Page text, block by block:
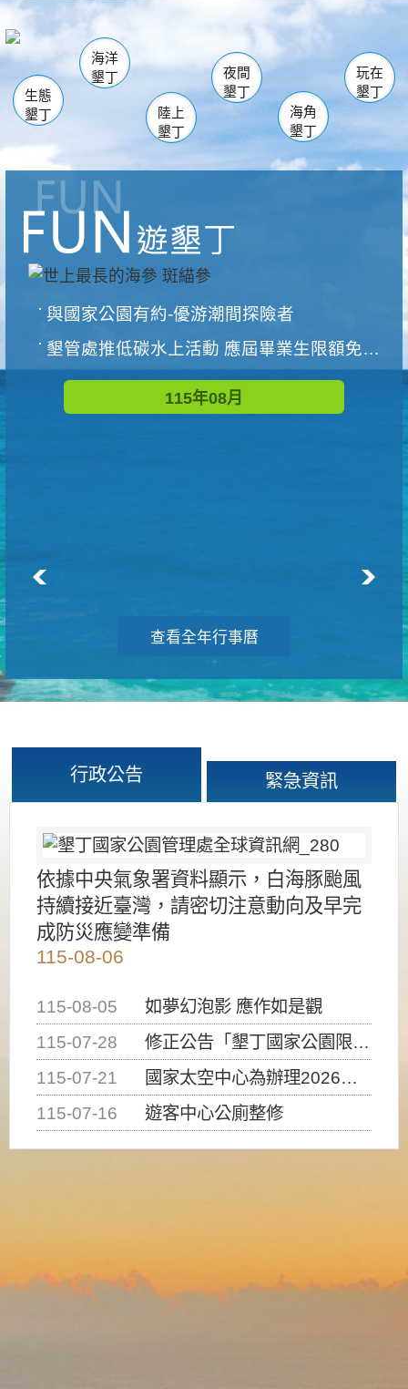
南仁湖
海生館
恆春 佳樂水
龍鑾潭自然中心 森林遊樂區
瓊麻館
關山 墾管處遊客中心
社頂公園 風吹沙
船帆石
白砂 龍磐公園
香蕉灣
砂島
鵝鑾鼻
生態
墾丁
海洋
墾丁
陸上
墾丁
夜間
墾丁
海角
墾丁
玩在
墾丁
與國家公園有約-優游潮間探險者
墾管處推低碳水上活動 應屆畢業生限額免費參加
115年08月
查看全年行事曆
行政公告 緊急資訊
依據中央氣象署資料顯示，白海豚颱風
持續接近臺灣，請密切注意動向及早完
成防災應變準備
115-08-06
115-08-05
如夢幻泡影 應作如是觀
115-07-28
修正公告「墾丁國家公園限制水域遊憩活動之種類、範圍、時間及行為」，自即日生效。
115-07-21
國家太空中心為辦理2026台灣盃火箭競賽，陸、海、空域警戒及協調相關事宜，因颱風備案事宜
115-07-16
遊客中心公廁整修